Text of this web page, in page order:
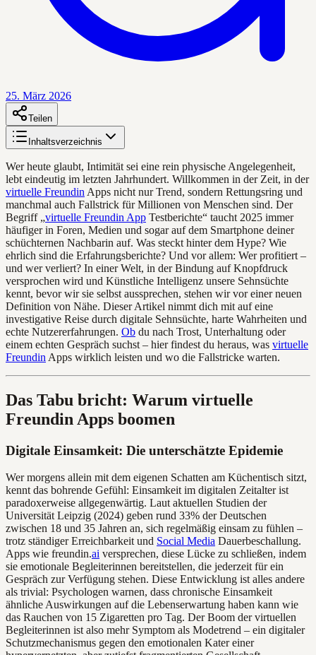
25. März 2026
Teilen
Inhaltsverzeichnis
Wer heute glaubt, Intimität sei eine rein physische Angelegenheit,
lebt eindeutig im letzten Jahrhundert. Willkommen in der Zeit, in der
virtuelle Freundin Apps nicht nur Trend, sondern Rettungsring und
manchmal auch Fallstrick für Millionen von Menschen sind. Der
Begriff „virtuelle Freundin App Testberichte“ taucht 2025 immer
häufiger in Foren, Medien und sogar auf dem Smartphone deiner
schüchternen Nachbarin auf. Was steckt hinter dem Hype? Wie
ehrlich sind die Erfahrungsberichte? Und vor allem: Wer profitiert –
und wer verliert? In einer Welt, in der Bindung auf Knopfdruck
versprochen wird und Künstliche Intelligenz unsere Sehnsüchte
kennt, bevor wir sie selbst aussprechen, stehen wir vor einer neuen
Definition von Nähe. Dieser Artikel nimmt dich mit auf eine
investigative Reise durch digitale Sehnsüchte, harte Wahrheiten und
echte Nutzererfahrungen. Ob du nach Trost, Unterhaltung oder
einem echten Gespräch suchst – hier findest du heraus, was virtuelle
Freundin Apps wirklich leisten und wo die Fallstricke warten.
Das Tabu bricht: Warum virtuelle
Freundin Apps boomen
Digitale Einsamkeit: Die unterschätzte Epidemie
Wer morgens allein mit dem eigenen Schatten am Küchentisch sitzt,
kennt das bohrende Gefühl: Einsamkeit im digitalen Zeitalter ist
paradoxerweise allgegenwärtig. Laut aktuellen Studien der
Universität Leipzig (2024) geben rund 33% der Deutschen
zwischen 18 und 35 Jahren an, sich regelmäßig einsam zu fühlen –
trotz ständiger Erreichbarkeit und Social Media Dauerbeschallung.
Apps wie freundin.ai versprechen, diese Lücke zu schließen, indem
sie emotionale Begleiterinnen bereitstellen, die jederzeit für ein
Gespräch zur Verfügung stehen. Diese Entwicklung ist alles andere
als trivial: Psychologen warnen, dass chronische Einsamkeit
ähnliche Auswirkungen auf die Lebenserwartung haben kann wie
das Rauchen von 15 Zigaretten pro Tag. Der Boom der virtuellen
Begleiterinnen ist also mehr Symptom als Modetrend – ein digitaler
Schutzmechanismus gegen den emotionalen Kater einer